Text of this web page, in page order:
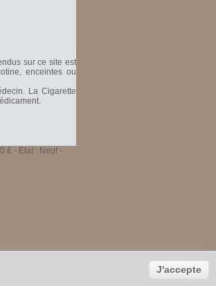
sur ce site est
enceintes ou
La Cigarette
€ - Etat : Neuf -
J'accepte